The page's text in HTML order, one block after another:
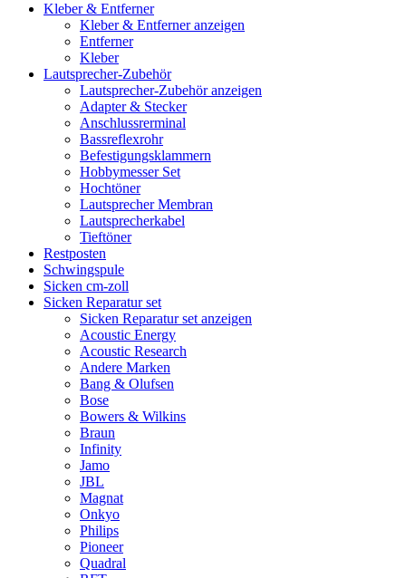
Kleber & Entferner
Kleber & Entferner anzeigen
Entferner
Kleber
Lautsprecher-Zubehör
Lautsprecher-Zubehör anzeigen
Adapter & Stecker
Anschlussrerminal
Bassreflexrohr
Befestigungsklammern
Hobbymesser Set
Hochtöner
Lautsprecher Membran
Lautsprecherkabel
Tieftöner
Restposten
Schwingspule
Sicken cm-zoll
Sicken Reparatur set
Sicken Reparatur set anzeigen
Acoustic Energy
Acoustic Research
Andere Marken
Bang & Olufsen
Bose
Bowers & Wilkins
Braun
Infinity
Jamo
JBL
Magnat
Onkyo
Philips
Pioneer
Quadral